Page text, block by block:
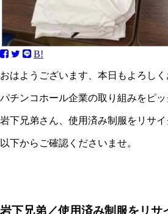
B!
おはようございます、本日もよろしく
パチンコホール企業の取り組みをピッ
岩下兄弟さん、使用済み制服をリサ
以下からご確認くださいませ。
岩下兄弟／使用済み制服をリサ